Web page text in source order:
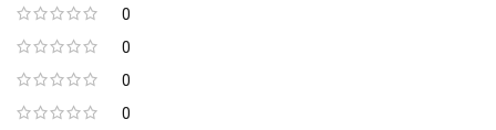
0
0
0
0